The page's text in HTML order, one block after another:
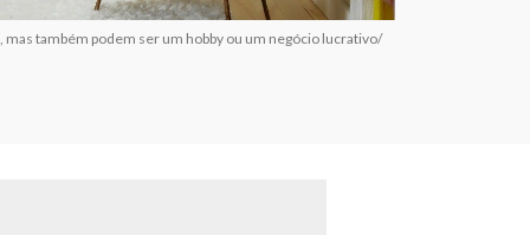
também podem ser um hobby ou um negócio lucrativo/